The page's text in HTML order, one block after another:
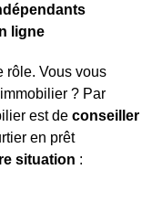
ligne
rôle. Vous vous
? Par
est de conseiller
en prêt
situation :